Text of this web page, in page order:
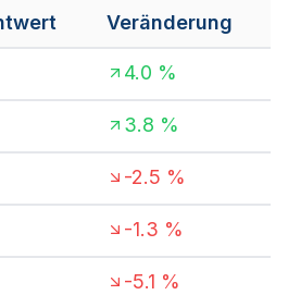
Veränderung
4.0 %
3.8 %
-2.5 %
-1.3 %
-5.1 %